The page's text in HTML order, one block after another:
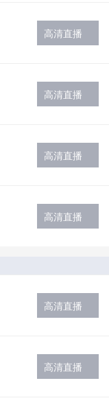
高清直播
高清直播
高清直播
高清直播
高清直播
高清直播